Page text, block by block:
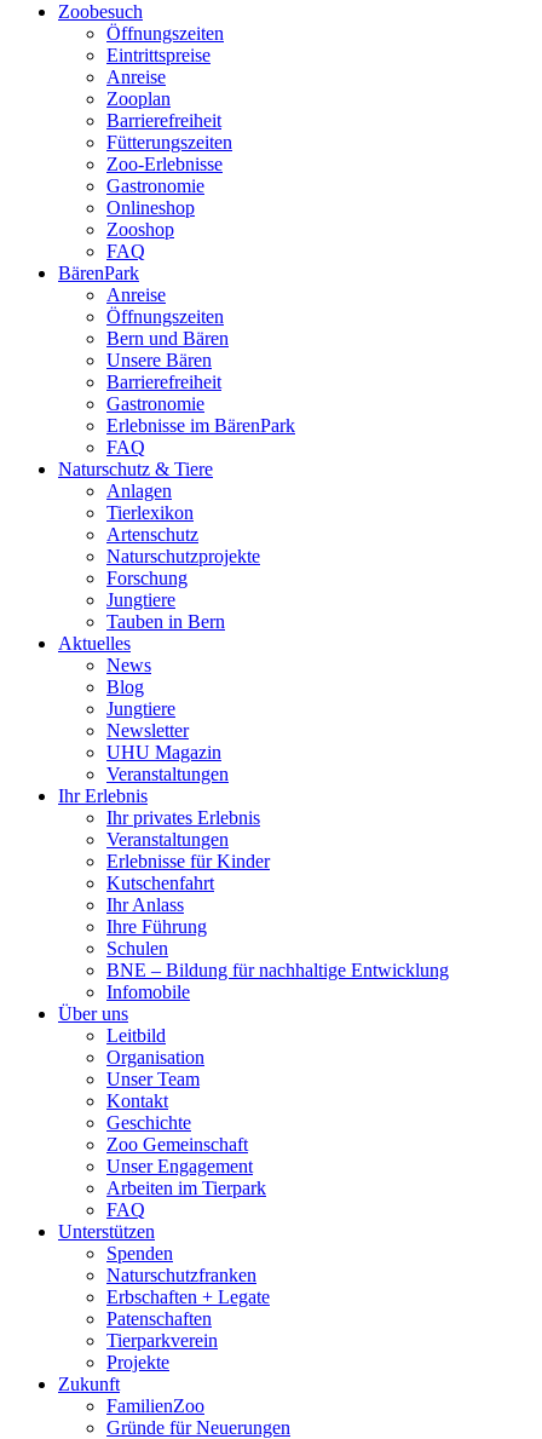
Zoobesuch
Öffnungszeiten
Eintrittspreise
Anreise
Zooplan
Barrierefreiheit
Fütterungszeiten
Zoo-Erlebnisse
Gastronomie
Onlineshop
Zooshop
FAQ
BärenPark
Anreise
Öffnungszeiten
Bern und Bären
Unsere Bären
Barrierefreiheit
Gastronomie
Erlebnisse im BärenPark
FAQ
Naturschutz & Tiere
Anlagen
Tierlexikon
Artenschutz
Naturschutzprojekte
Forschung
Jungtiere
Tauben in Bern
Aktuelles
News
Blog
Jungtiere
Newsletter
UHU Magazin
Veranstaltungen
Ihr Erlebnis
Ihr privates Erlebnis
Veranstaltungen
Erlebnisse für Kinder
Kutschenfahrt
Ihr Anlass
Ihre Führung
Schulen
BNE – Bildung für nachhaltige Entwicklung
Infomobile
Über uns
Leitbild
Organisation
Unser Team
Kontakt
Geschichte
Zoo Gemeinschaft
Unser Engagement
Arbeiten im Tierpark
FAQ
Unterstützen
Spenden
Naturschutzfranken
Erbschaften + Legate
Patenschaften
Tierparkverein
Projekte
Zukunft
FamilienZoo
Gründe für Neuerungen